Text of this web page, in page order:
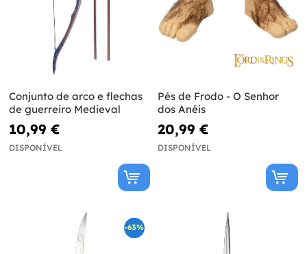
Conjunto de arco e flechas
de guerreiro Medieval
10,99 €
DISPONÍVEL
Pés de Frodo - O Senhor
dos Anéis
20,99 €
DISPONÍVEL
-63%